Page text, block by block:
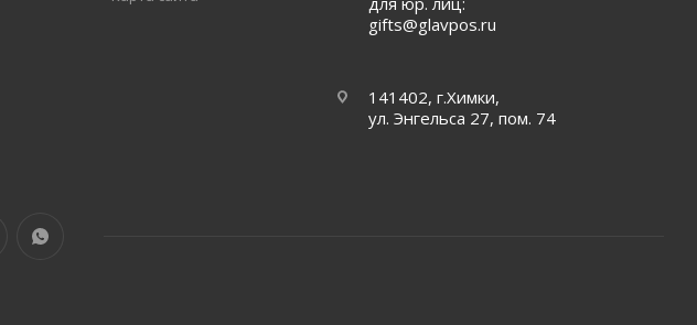
gifts@glavpos.ru
141402, г.Химки,
ул. Энгельса 27, пом. 74